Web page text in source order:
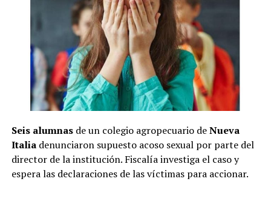
Seis alumnasde un colegio agropecuario deNueva
Italiadenunciaron supuesto acoso sexual por parte del
director de la institución. Fiscalía investiga el caso y
espera las declaraciones de las víctimas para accionar.